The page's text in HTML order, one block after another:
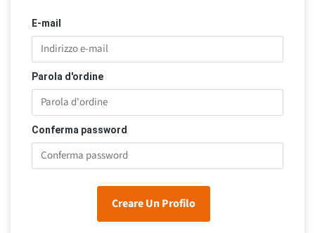
E-mail
Parola d'ordine
Conferma password
Creare Un Profilo